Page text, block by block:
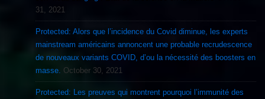
31, 2021
Protected: Alors que l’incidence du Covid diminue, les experts
mainstream américains annoncent une probable recrudescence
de nouveaux variants COVID, d’ou la nécessité des boosters en
masse. October 30, 2021
Protected: Les preuves qui montrent pourquoi l’immunité des